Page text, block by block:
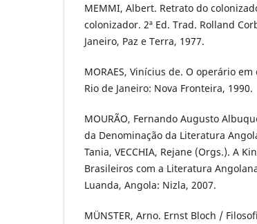
MEMMI, Albert. Retrato do
colonizador. 2ª Ed. Trad. Rolland
Janeiro, Paz e Terra, 1977.
MORAES, Vinícius de. O operário
Rio de Janeiro: Nova Fronteira, 1990.
MOURÃO, Fernando Augusto
da Denominação da Literatura
Tania, VECCHIA, Rejane (Orgs.). A
Brasileiros com a Literatura
Luanda, Angola: Nizla, 2007.
MÜNSTER, Arno. Ernst Bloch /